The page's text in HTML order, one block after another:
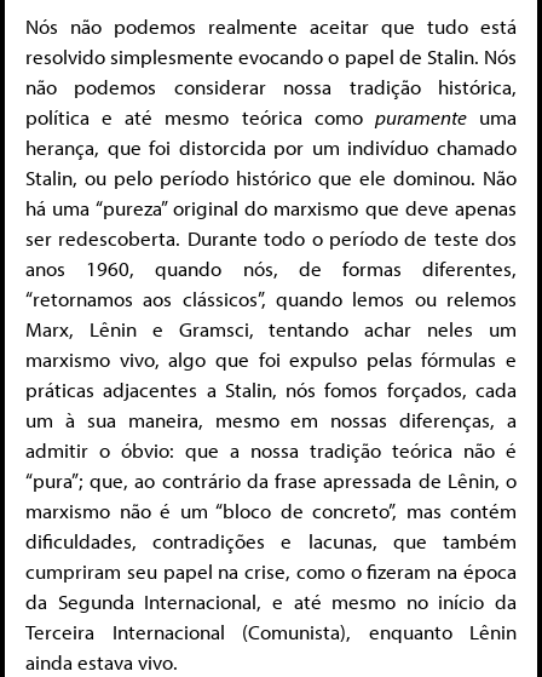
Nós não podemos realmente aceitar que tudo está
resolvido simplesmente evocando o papel de Stalin. Nós
não podemos considerar nossa tradição histórica,
política e até mesmo teórica como puramenteuma
herança, que foi distorcida por um indivíduo chamado
Stalin, ou pelo período histórico que ele dominou. Não
há uma “pureza” original do marxismo que deve apenas
ser redescoberta. Durante todo o período de teste dos
anos 1960, quando nós, de formas diferentes,
“retornamos aos clássicos”, quando lemos ou relemos
Marx, Lênin e Gramsci, tentando achar neles um
marxismo vivo, algo que foi expulso pelas fórmulas e
práticas adjacentes a Stalin, nós fomos forçados, cada
um à sua maneira, mesmo em nossas diferenças, a
admitir o óbvio: que a nossa tradição teórica não é
“pura”; que, ao contrário da frase apressada de Lênin, o
marxismo não é um “bloco de concreto”, mas contém
dificuldades, contradições e lacunas, que também
cumpriram seu papel na crise, como o fizeram na época
da Segunda Internacional, e até mesmo no início da
Terceira Internacional (Comunista), enquanto Lênin
ainda estava vivo.